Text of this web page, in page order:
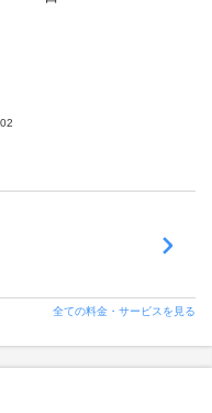
全ての料金・サービスを見る